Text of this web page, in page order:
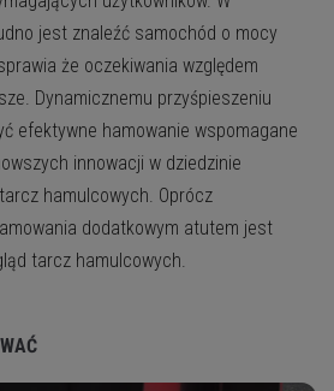
jest znaleźć samochód o mocy
że oczekiwania względem
Dynamicznemu przyśpieszeniu
efektywne hamowanie wspomagane
innowacji w dziedzinie
hamulcowych. Oprócz
dodatkowym atutem jest
tarcz hamulcowych.